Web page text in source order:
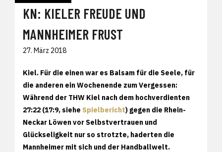
KN: KIELER FREUDE UND
MANNHEIMER FRUST
27. März 2018
Kiel. Für die einen war es Balsam für die Seele, für
die anderen ein Wochenende zum Vergessen:
Während der THW Kiel nach dem hochverdienten
27:22 (17:9, siehe Spielbericht) gegen die Rhein-
Neckar Löwen vor Selbstvertrauen und
Glückseligkeit nur so strotzte, haderten die
Mannheimer mit sich und der Handballwelt.